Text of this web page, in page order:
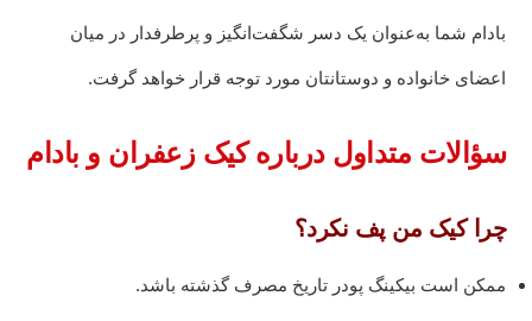
بادام شما به‌عنوان یک دسر شگفت‌انگیز و پرطرفدار در میان
اعضای خانواده و دوستانتان مورد توجه قرار خواهد گرفت.
سؤالات متداول درباره کیک زعفران و بادام
چرا کیک من پف نکرد؟
ممکن است بیکینگ پودر تاریخ مصرف گذشته باشد.